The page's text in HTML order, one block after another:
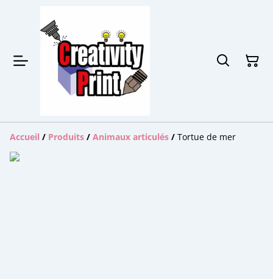
Accueil / Produits / Animaux articulés / Tortue de mer